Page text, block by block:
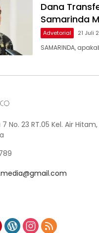
Dana
Samarinda
Advetorial 21 Juli
SAMARINDA,
No. 23 RT.05 Kel. Air